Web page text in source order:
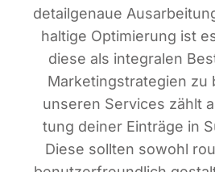
detail­ge­naue
hal­ti­ge Opti­mie­rung ist
die­se als inte­gra­len
Mar­ke­ting­stra­te­gien zu
unse­ren Ser­vices zählt
tung dei­ner Ein­trä­ge in
Die­se soll­ten sowohl